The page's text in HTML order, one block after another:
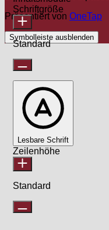
Präsentiert von OneTap
Symbolleiste ausblenden
Schriftgröße
Standard
Lesbare Schrift
Zeilenhöhe
Standard